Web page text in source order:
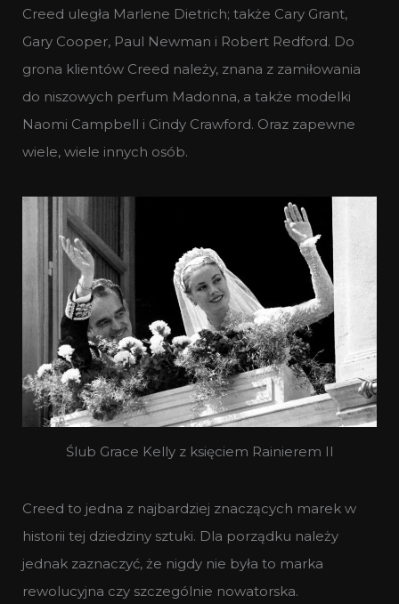
Creed uległa Marlene Dietrich; także Cary Grant,
Gary Cooper, Paul Newman i Robert Redford. Do
grona klientów Creed należy, znana z zamiłowania
do niszowych perfum Madonna, a także modelki
Naomi Campbell i Cindy Crawford. Oraz zapewne
wiele, wiele innych osób.
Ślub Grace Kelly z księciem Rainierem II
Creed to jedna z najbardziej znaczących marek w
historii tej dziedziny sztuki. Dla porządku należy
jednak zaznaczyć, że nigdy nie była to marka
rewolucyjna czy szczególnie nowatorska.